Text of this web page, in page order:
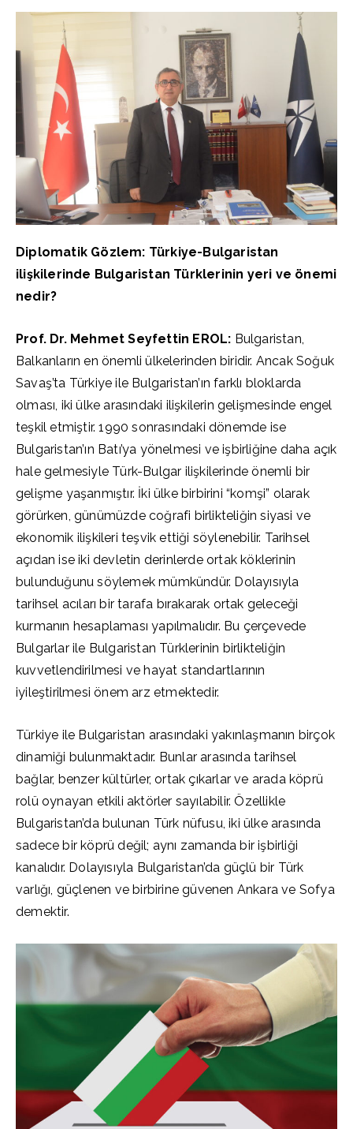
Diplomatik Gözlem: Türkiye-Bulgaristan
ilişkilerinde Bulgaristan Türklerinin yeri ve önemi
nedir?
Prof. Dr. Mehmet Seyfettin EROL: Bulgaristan,
Balkanların en önemli ülkelerinden biridir. Ancak Soğuk
Savaş’ta Türkiye ile Bulgaristan’ın farklı bloklarda
olması, iki ülke arasındaki ilişkilerin gelişmesinde engel
teşkil etmiştir. 1990 sonrasındaki dönemde ise
Bulgaristan’ın Batı’ya yönelmesi ve işbirliğine daha açık
hale gelmesiyle Türk-Bulgar ilişkilerinde önemli bir
gelişme yaşanmıştır. İki ülke birbirini “komşi” olarak
görürken, günümüzde coğrafi birlikteliğin siyasi ve
ekonomik ilişkileri teşvik ettiği söylenebilir. Tarihsel
açıdan ise iki devletin derinlerde ortak köklerinin
bulunduğunu söylemek mümkündür. Dolayısıyla
tarihsel acıları bir tarafa bırakarak ortak geleceği
kurmanın hesaplaması yapılmalıdır. Bu çerçevede
Bulgarlar ile Bulgaristan Türklerinin birlikteliğin
kuvvetlendirilmesi ve hayat standartlarının
iyileştirilmesi önem arz etmektedir.
Türkiye ile Bulgaristan arasındaki yakınlaşmanın birçok
dinamiği bulunmaktadır. Bunlar arasında tarihsel
bağlar, benzer kültürler, ortak çıkarlar ve arada köprü
rolü oynayan etkili aktörler sayılabilir. Özellikle
Bulgaristan’da bulunan Türk nüfusu, iki ülke arasında
sadece bir köprü değil; aynı zamanda bir işbirliği
kanalıdır. Dolayısıyla Bulgaristan’da güçlü bir Türk
varlığı, güçlenen ve birbirine güvenen Ankara ve Sofya
demektir.